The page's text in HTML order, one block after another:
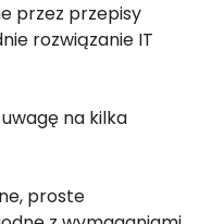
przez przepisy
rozwiązanie IT
na kilka
proste